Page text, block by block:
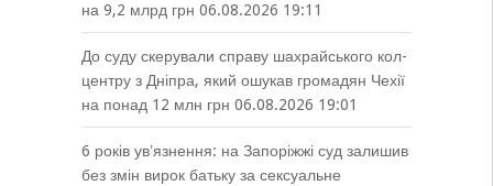
на 9,2 млрд грн 06.08.2026 19:11
До суду скерували справу шахрайського кол-
центру з Дніпра, який ошукав громадян Чехії
на понад 12 млн грн 06.08.2026 19:01
6 років увʼязнення: на Запоріжжі суд залишив
без змін вирок батьку за сексуальне